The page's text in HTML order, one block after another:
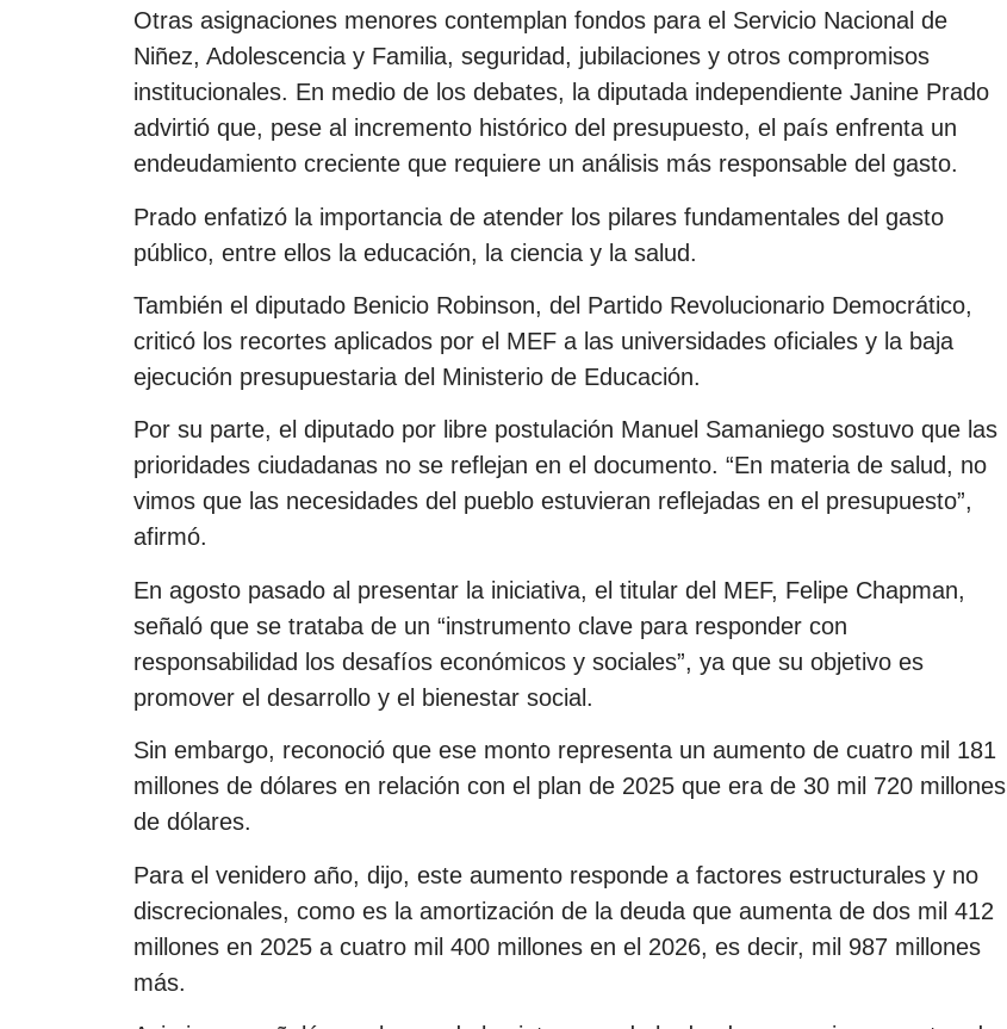
Otras asignaciones menores contemplan fondos para el Servicio Nacional de
Niñez, Adolescencia y Familia, seguridad, jubilaciones y otros compromisos
institucionales. En medio de los debates, la diputada independiente Janine Prado
advirtió que, pese al incremento histórico del presupuesto, el país enfrenta un
endeudamiento creciente que requiere un análisis más responsable del gasto.
Prado enfatizó la importancia de atender los pilares fundamentales del gasto
público, entre ellos la educación, la ciencia y la salud.
También el diputado Benicio Robinson, del Partido Revolucionario Democrático,
criticó los recortes aplicados por el MEF a las universidades oficiales y la baja
ejecución presupuestaria del Ministerio de Educación.
Por su parte, el diputado por libre postulación Manuel Samaniego sostuvo que las
prioridades ciudadanas no se reflejan en el documento. “En materia de salud, no
vimos que las necesidades del pueblo estuvieran reflejadas en el presupuesto”,
afirmó.
En agosto pasado al presentar la iniciativa, el titular del MEF, Felipe Chapman,
señaló que se trataba de un “instrumento clave para responder con
responsabilidad los desafíos económicos y sociales”, ya que su objetivo es
promover el desarrollo y el bienestar social.
Sin embargo, reconoció que ese monto representa un aumento de cuatro mil 181
millones de dólares en relación con el plan de 2025 que era de 30 mil 720 millones
de dólares.
Para el venidero año, dijo, este aumento responde a factores estructurales y no
discrecionales, como es la amortización de la deuda que aumenta de dos mil 412
millones en 2025 a cuatro mil 400 millones en el 2026, es decir, mil 987 millones
más.